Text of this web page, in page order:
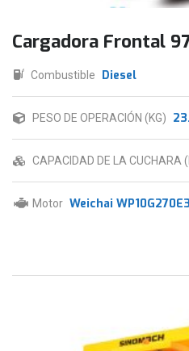
Cargadora Frontal
Combustible Diesel
PESO DE OPERACIÓN (KG)
CAPACIDAD DE LA CUCHARA
Motor Weichai